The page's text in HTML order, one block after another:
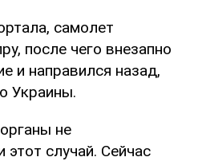
самолет
после чего внезапно
и направился назад,
Украины.
не
случай. Сейчас